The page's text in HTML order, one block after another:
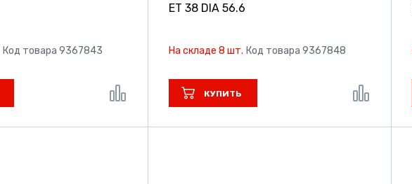
Код товара 9367843
ET 38 DIA 56.6
На складе 8 шт. Код товара 9367848
КУПИТЬ